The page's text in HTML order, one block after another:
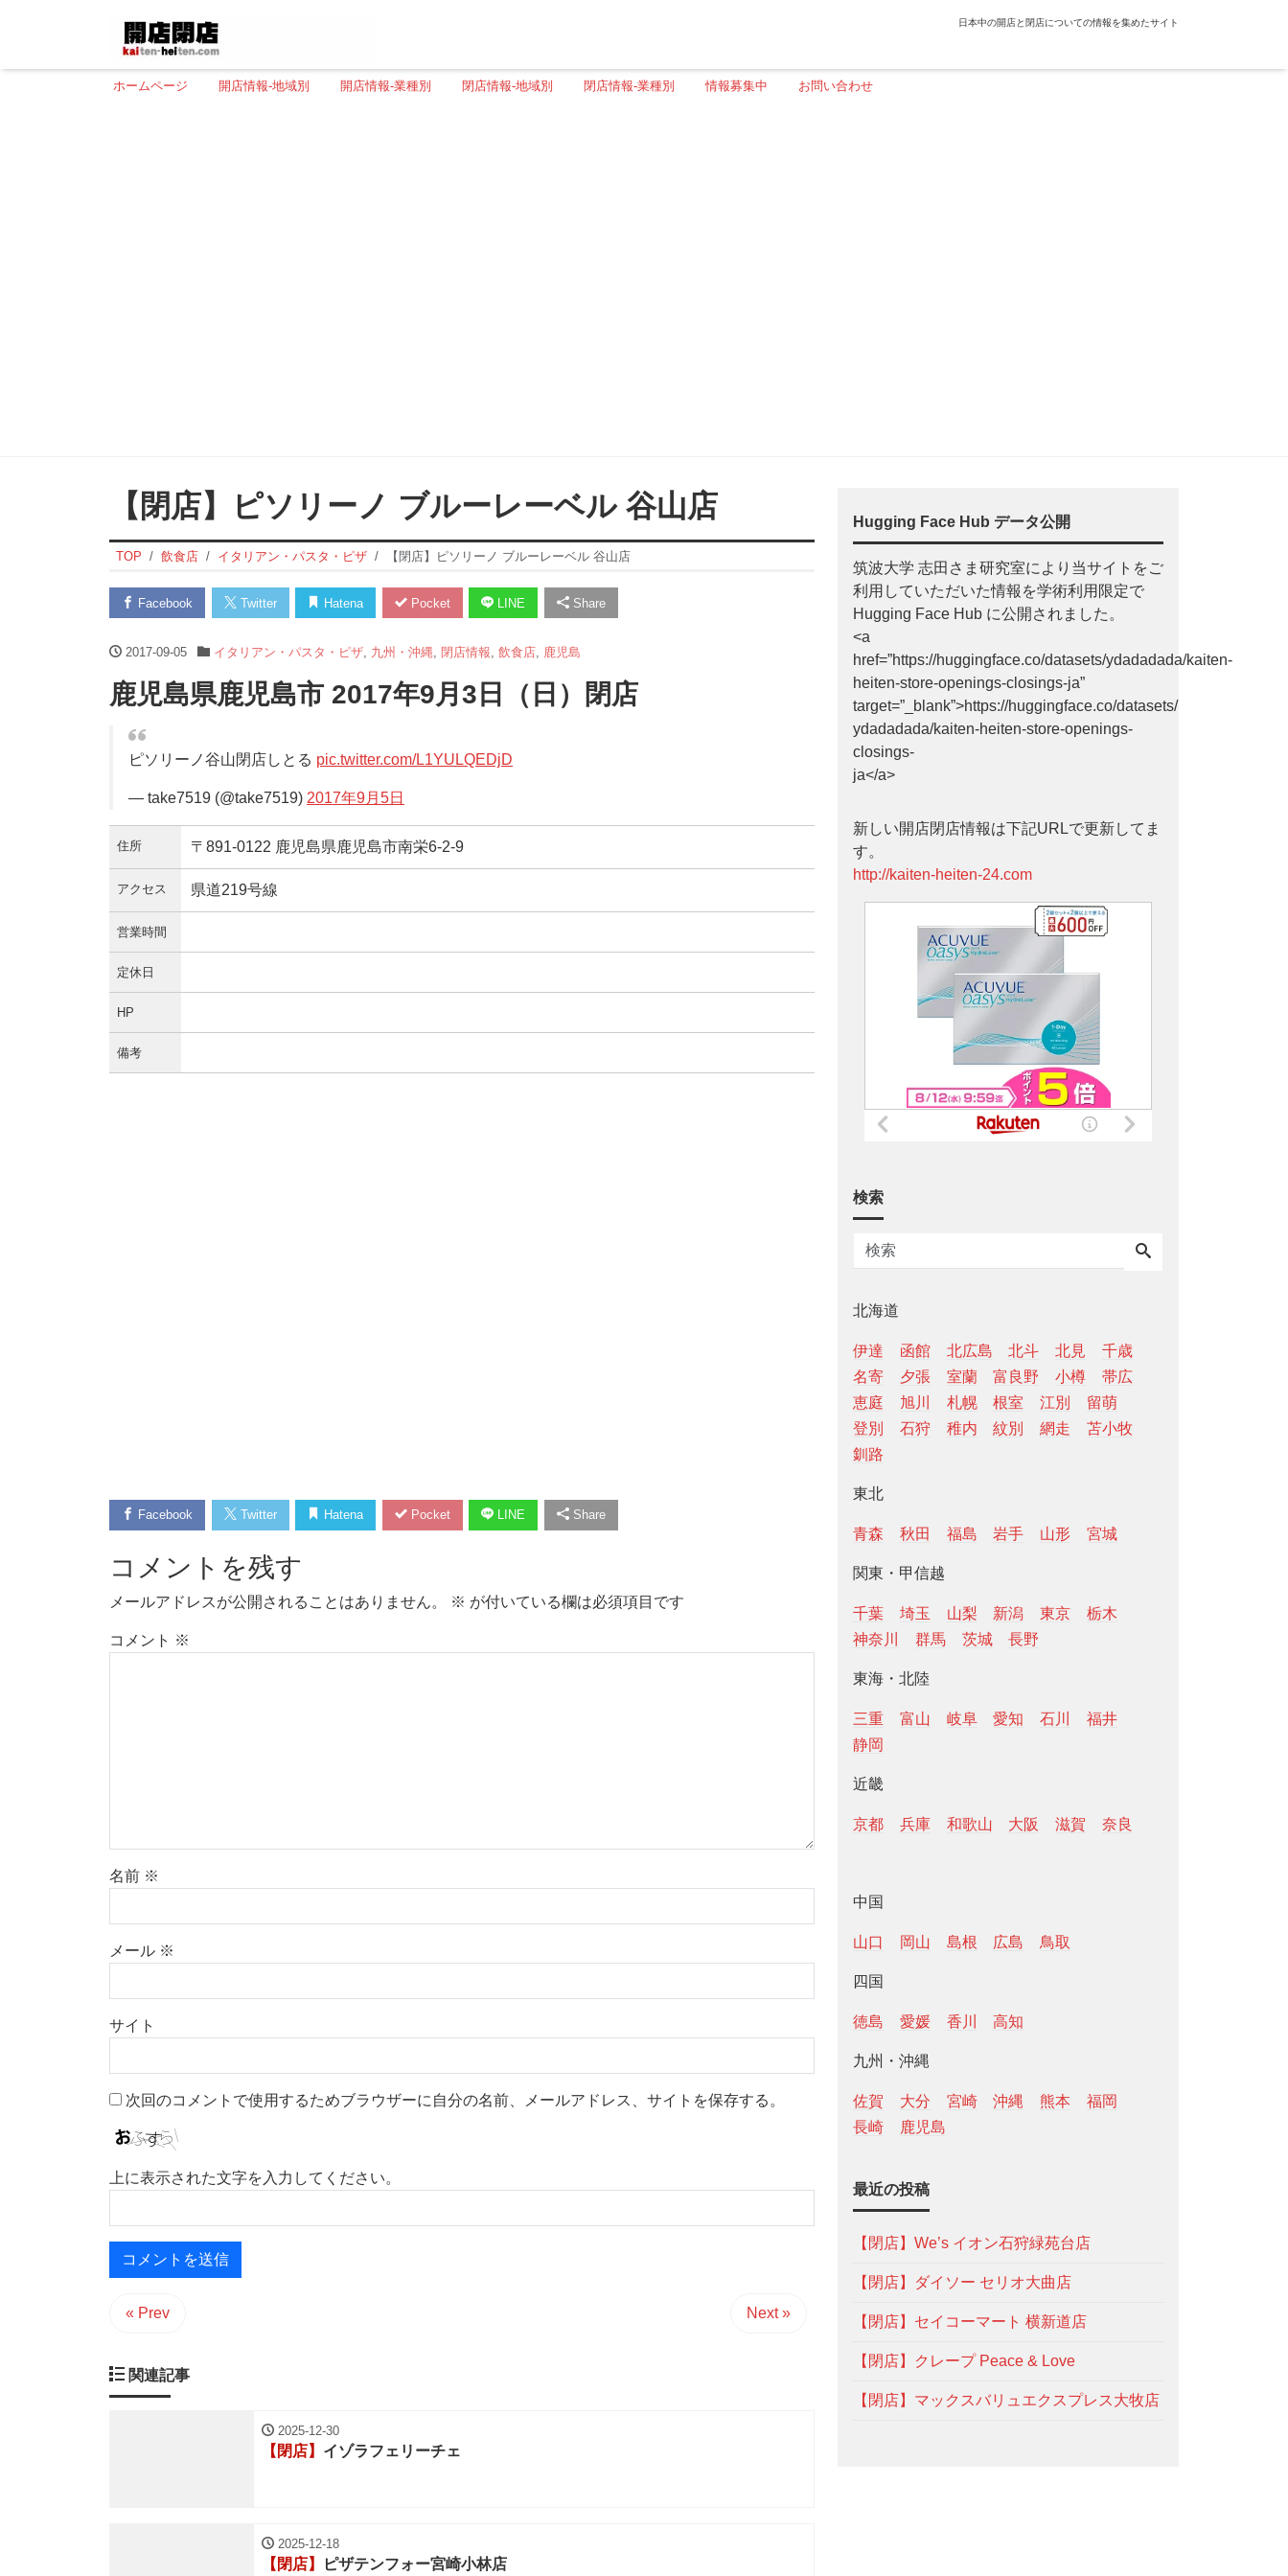
日本中の開店と閉店についての情報を集めたサイト
ホームページ 開店情報-地域別 開店情報-業種別 閉店情報-地域別 閉店情報-業種別 情報募集中 お問い合わせ
【閉店】ピソリーノ ブルーレーベル 谷山店
TOP 飲食店 イタリアン・パスタ・ピザ 【閉店】ピソリーノ ブルーレーベル 谷山店
Facebook Twitter Hatena Pocket LINE Share
2017-09-05 イタリアン・パスタ・ピザ, 九州・沖縄 閉店情報 飲食店, 鹿児島
鹿児島県鹿児島市 2017年9月3日（日）閉店
ピソリーノ谷山閉店しとる pic.twitter.com/L1YULQEDjD
— take7519 (@take7519) 2017年9月5日
住所 〒891-0122 鹿児島県鹿児島市南栄6-2-9
アクセス 県道219号線
営業時間
定休日
HP
備考
Facebook Twitter Hatena Pocket LINE Share
コメントを残す
メールアドレスが公開されることはありません。 ※ が付いている欄は必須項目です
コメント ※
名前 ※
メール ※
サイト
次回のコメントで使用するためブラウザーに自分の名前、メールアドレス、サイトを保存する。
上に表示された文字を入力してください。
« Prev Next »
関連記事
2025-12-30
【閉店】 イゾラフェリーチェ
2025-12-18
【閉店】 ピザテンフォー宮崎小林店
Hugging Face Hub データ公開
筑波大学 志田さま研究室により当サイトをご
利用していただいた情報を学術利用限定で
Hugging Face Hub に公開されました。
<a
href=”https://huggingface.co/datasets/ydadadada/kaiten-
heiten-store-openings-closings-ja”
target=”_blank”>https://huggingface.co/datasets/
ydadadada/kaiten-heiten-store-openings-
closings-
ja</a>
新しい開店閉店情報は下記URLで更新してま
す。
http://kaiten-heiten-24.com
検索
北海道
伊達 函館 北広島 北斗 北見
千歳
名寄
夕張 室蘭 富良野 小樽
帯広
恵庭
旭川 札幌 根室 江別
留萌
登別
石狩 稚内 紋別 網走
苫小牧
釧路
東北
青森 秋田 福島 岩手 山形 宮城
関東・甲信越
千葉 埼玉 山梨 新潟 東京
栃木
神奈川
群馬 茨城 長野
東海・北陸
三重 富山 岐阜 愛知 石川
福井
静岡
近畿
京都 兵庫 和歌山 大阪 滋賀 奈良
中国
山口 岡山 島根 広島 鳥取
四国
徳島 愛媛 香川 高知
九州・沖縄
佐賀 大分 宮崎 沖縄 熊本
福岡
長崎
鹿児島
最近の投稿
【閉店】We’s イオン石狩緑苑台店
【閉店】ダイソー セリオ大曲店
【閉店】セイコーマート 横新道店
【閉店】クレープ Peace & Love
【閉店】マックスバリュエクスプレス大牧店